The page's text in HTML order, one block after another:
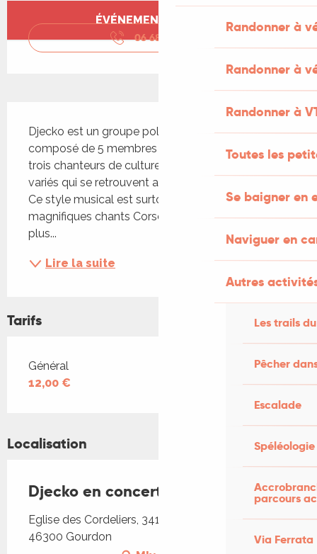
Randonner à
Randonner à
Randonner à
Toutes les
Se baigner en
Naviguer en
Autres
Les trails
Pêcher
Escalade
Spéléologie
parcours
Via Ferrata
Ouverture et coordonnées
ÉVÉNEMENT TERMINÉ
06 68 29 60
Djecko est un groupe polyphonique du sud-ouest
composé de 5 membres : deux chanteuses et
trois chanteurs de culture et de passés musicaux
variés qui se retrouvent autour de la polyphonie.
Ce style musical est surtout connu grâce à de
magnifiques chants Corses , Basques et il s'inscrit
plus...
Lire la suite
Tarifs
Tarifs 2026
Général
12,00 €
Localisation
Djecko en concert
Eglise des Cordeliers, 341 Quartier des Cordeliers,
46300 Gourdon